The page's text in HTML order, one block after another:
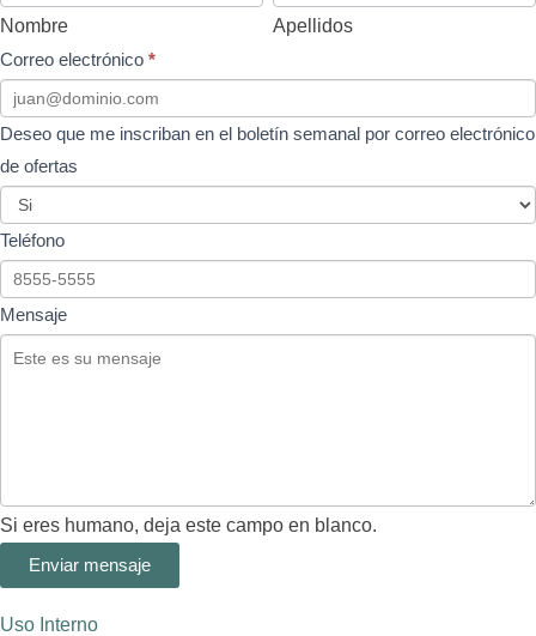
Nombre
Apellidos
Correo electrónico *
Deseo que me inscriban en el boletín semanal por correo electrónico
de ofertas
Teléfono
Mensaje
Si eres humano, deja este campo en blanco.
Enviar mensaje
Uso Interno